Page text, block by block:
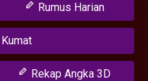
Rumus Harian
Rekap Angka 3D